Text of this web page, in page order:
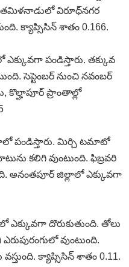
తమిళనాడులో విరూధ్‌నగర
క్యాప్సిసిన్‌ శాతం 0.166.
పండిస్తారు. తక్కువ
సెప్టెంబర్‌ నుంచి నవంబర్‌
కొల్హాపూర్‌ ప్రాంతాల్లో
పండిస్తారు. మిర్చి టమాటో
కలిగి వుంటుంది. ఫిబ్రవరి
అనంతపూర్‌ జిల్లాలో ఎక్కువగా
ఎక్కువగా దొరుకుతుంది. తోలు
వుంటుంది.
క్యాప్సిసిన్‌ శాతం 0.11.